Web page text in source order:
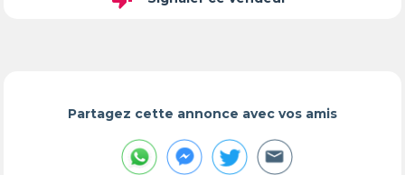
Partagez cette annonce avec vos amis